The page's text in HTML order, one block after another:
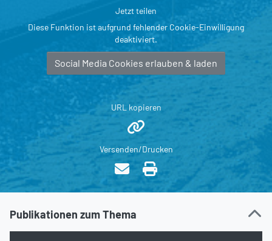
Jetzt teilen
Diese Funktion ist aufgrund fehlender Cookie-Einwilligung
deaktiviert.
Social Media Cookies erlauben & laden
URL kopieren
Versenden/Drucken
Publikationen zum Thema